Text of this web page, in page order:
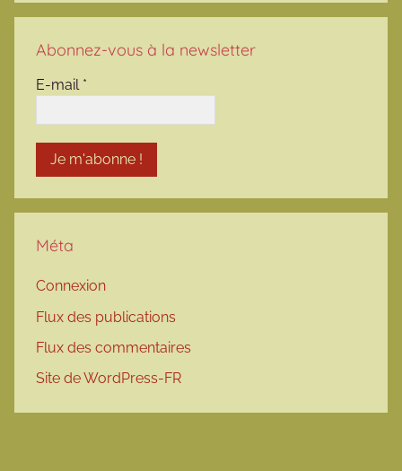
Abonnez-vous à la newsletter
E-mail *
Méta
Connexion
Flux des publications
Flux des commentaires
Site de WordPress-FR